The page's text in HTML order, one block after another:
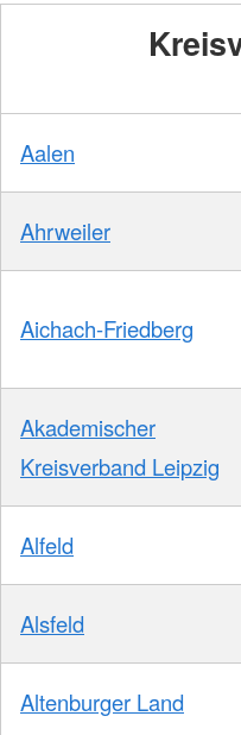
Aalen
Ahrweiler
Aichach-Friedberg
Akademischer
Kreisverband Leipzig
Alfeld
Alsfeld
Altenburger Land